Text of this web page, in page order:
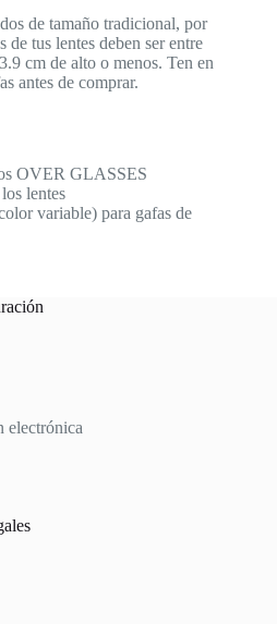
de tamaño tradicional, por
de tus lentes deben ser entre
cm de alto o menos. Ten en
antes de comprar.
OVER GLASSES
lentes
variable) para gafas de
electrónica